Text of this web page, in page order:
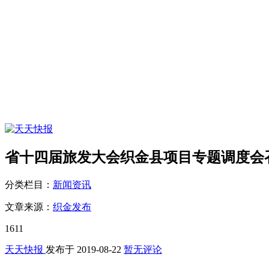
省十四届旅发大会织金县项目专题调度会
分类栏目： 新闻资讯
文章来源： 织金发布
1611
天天快报 发布于 2019-08-22 暂无评论